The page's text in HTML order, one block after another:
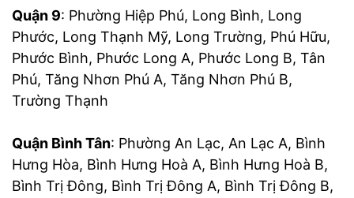
Quận 9: Phường Hiệp Phú, Long Bình, Long
Phước, Long Thạnh Mỹ, Long Trường, Phú Hữu,
Phước Bình, Phước Long A, Phước Long B, Tân
Phú, Tăng Nhơn Phú A, Tăng Nhơn Phú B,
Trường Thạnh
Quận Bình Tân: Phường An Lạc, An Lạc A, Bình
Hưng Hòa, Bình Hưng Hoà A, Bình Hưng Hoà B,
Bình Trị Đông, Bình Trị Đông A, Bình Trị Đông B,